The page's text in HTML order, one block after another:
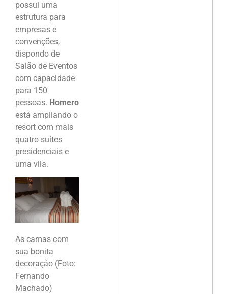
possui uma
estrutura para
empresas e
convenções,
dispondo de
Salão de Eventos
com capacidade
para 150
pessoas. Homero
está ampliando o
resort com mais
quatro suítes
presidenciais e
uma vila.
As camas com
sua bonita
decoração (Foto:
Fernando
Machado)